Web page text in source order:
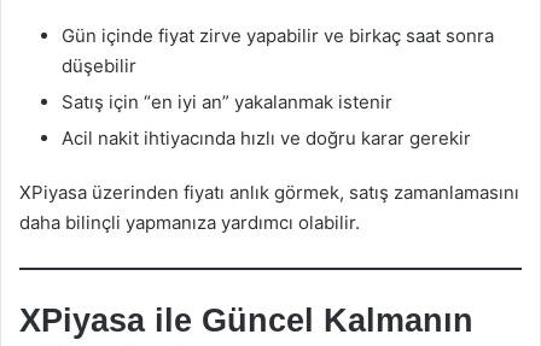
Gün içinde fiyat zirve yapabilir ve birkaç saat sonra
düşebilir
Satış için “en iyi an” yakalanmak istenir
Acil nakit ihtiyacında hızlı ve doğru karar gerekir
XPiyasa üzerinden fiyatı anlık görmek, satış zamanlamasını
daha bilinçli yapmanıza yardımcı olabilir.
XPiyasa ile Güncel Kalmanın